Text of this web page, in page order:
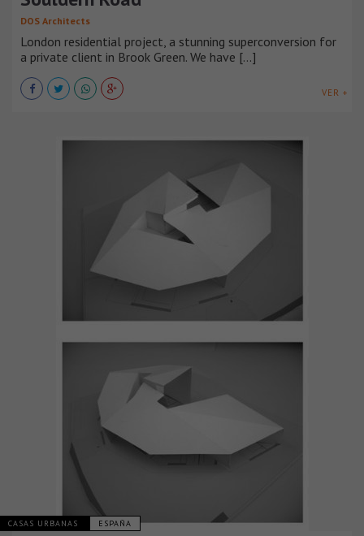
DOS Architects
London residential project, a stunning superconversion for
a private client in Brook Green. We have [...]
VER +
CASAS URBANAS ESPAÑA